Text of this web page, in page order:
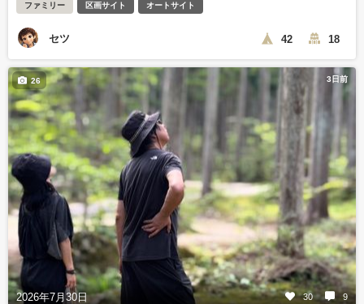
ファミリー 区画サイト オートサイト
セツ 42 18
3日前
2026年7月30日 30 9
26